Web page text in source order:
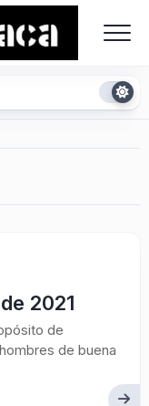
2021
de
de buena